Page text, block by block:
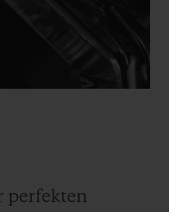
perfekten